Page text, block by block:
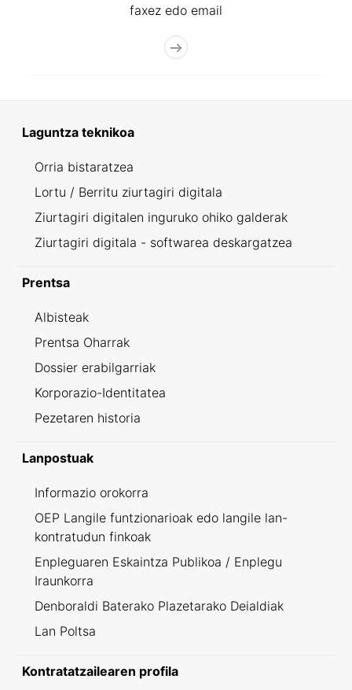
faxez edo email
Laguntza teknikoa
Orria bistaratzea
Lortu / Berritu ziurtagiri digitala
Ziurtagiri digitalen inguruko ohiko galderak
Ziurtagiri digitala - softwarea deskargatzea
Prentsa
Albisteak
Prentsa Oharrak
Dossier erabilgarriak
Korporazio-Identitatea
Pezetaren historia
Lanpostuak
Informazio orokorra
OEP Langile funtzionarioak edo langile lan-
kontratudun finkoak
Enpleguaren Eskaintza Publikoa / Enplegu
Iraunkorra
Denboraldi Baterako Plazetarako Deialdiak
Lan Poltsa
Kontratatzailearen profila